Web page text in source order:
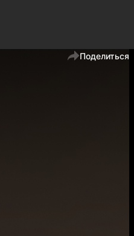
Поделиться